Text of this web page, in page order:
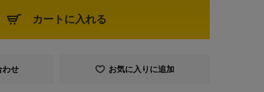
カートに入れる
わせ お気に入りに追加